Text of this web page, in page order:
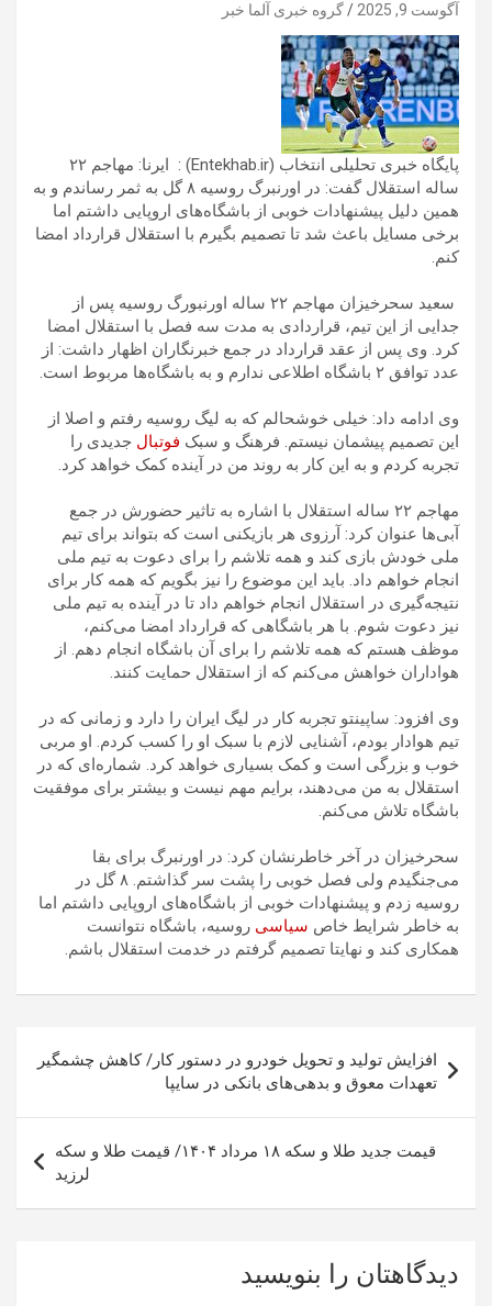
آگوست 9, 2025 گروه خبری آلما خبر
پایگاه خبری تحلیلی انتخاب (Entekhab.ir) : ایرنا: مهاجم ۲۲
ساله استقلال گفت: در اورنبرگ روسیه ۸ گل به ثمر رساندم و به
همین دلیل پیشنهادات خوبی از باشگاه‌های اروپایی داشتم اما
برخی مسایل باعث شد تا تصمیم بگیرم با استقلال قرارداد امضا
کنم.
سعید سحرخیزان مهاجم ۲۲ ساله اورنبورگ روسیه پس از
جدایی از این تیم، قراردادی به مدت سه فصل با استقلال امضا
کرد. وی پس از عقد قرارداد در جمع خبرنگاران اظهار داشت: از
عدد توافق ۲ باشگاه اطلاعی ندارم و به باشگاه‌ها مربوط است.
وی ادامه داد: خیلی خوشحالم که به لیگ روسیه رفتم و اصلا از
این تصمیم پیشمان نیستم. فرهنگ و سبک فوتبال جدیدی را
تجربه کردم و به این کار به روند من در آینده کمک خواهد کرد.
مهاجم ۲۲ ساله استقلال با اشاره به تاثیر حضورش در جمع
آبی‌ها عنوان کرد: آرزوی هر بازیکنی است که بتواند برای تیم
ملی خودش بازی کند و همه تلاشم را برای دعوت به تیم ملی
انجام خواهم داد. باید این موضوع را نیز بگویم که همه کار برای
نتیجه‌گیری در استقلال انجام خواهم داد تا در آینده به تیم ملی
نیز دعوت شوم. با هر باشگاهی که قرارداد امضا می‌کنم،
موظف هستم که همه تلاشم را برای آن باشگاه انجام دهم. از
هواداران خواهش می‌کنم که از استقلال حمایت کنند.
وی افزود: ساپینتو تجربه کار در لیگ ایران را دارد و زمانی که در
تیم هوادار بودم، آشنایی لازم با سبک او را کسب کردم. او مربی
خوب و بزرگی است و کمک بسیاری خواهد کرد. شماره‌ای که در
استقلال به من می‌دهند، برایم مهم نیست و بیشتر برای موفقیت
باشگاه تلاش می‌کنم.
سحرخیزان در آخر خاطرنشان کرد: در اورنبرگ برای بقا
می‌جنگیدم ولی فصل خوبی را پشت سر گذاشتم. ۸ گل در
روسیه زدم و پیشنهادات خوبی از باشگاه‌های اروپایی داشتم اما
به خاطر شرایط خاص سیاسی روسیه، باشگاه نتوانست
همکاری کند و نهایتا تصمیم گرفتم در خدمت استقلال باشم.
نوشته
افزایش تولید و تحویل خودرو در دستور کار/ کاهش چشمگیر
تعهدات معوق و بدهی‌های بانکی در سایپا
قیمت جدید طلا و سکه ۱۸ مرداد ۱۴۰۴/ قیمت طلا و سکه
لرزید
دیدگاهتان را بنویسید